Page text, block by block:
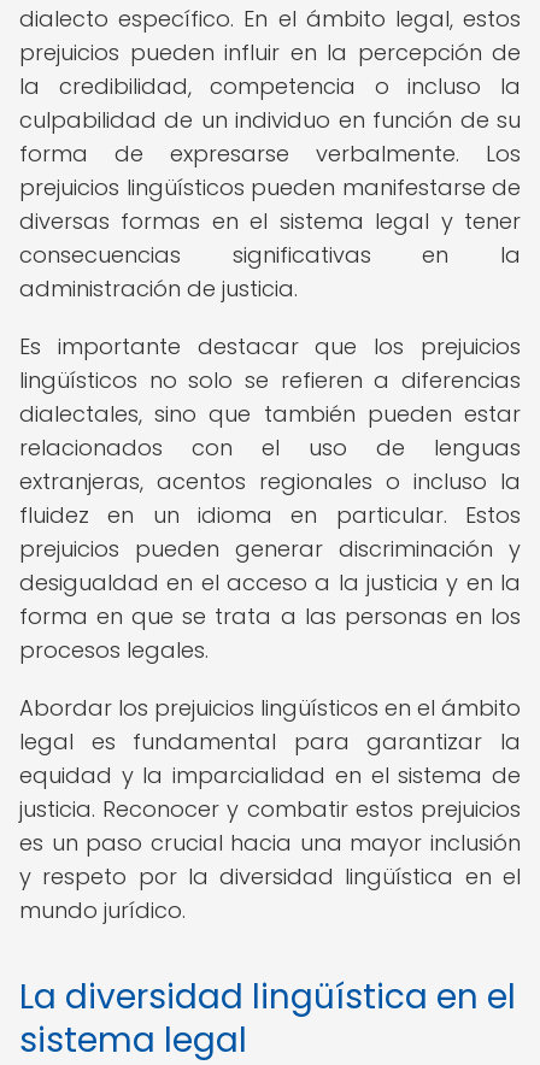
dialecto específico. En el ámbito legal, estos
prejuicios pueden influir en la percepción de
la credibilidad, competencia o incluso la
culpabilidad de un individuo en función de su
forma de expresarse verbalmente. Los
prejuicios lingüísticos pueden manifestarse de
diversas formas en el sistema legal y tener
consecuencias significativas en la
administración de justicia.
Es importante destacar que los prejuicios
lingüísticos no solo se refieren a diferencias
dialectales, sino que también pueden estar
relacionados con el uso de lenguas
extranjeras, acentos regionales o incluso la
fluidez en un idioma en particular. Estos
prejuicios pueden generar discriminación y
desigualdad en el acceso a la justicia y en la
forma en que se trata a las personas en los
procesos legales.
Abordar los prejuicios lingüísticos en el ámbito
legal es fundamental para garantizar la
equidad y la imparcialidad en el sistema de
justicia. Reconocer y combatir estos prejuicios
es un paso crucial hacia una mayor inclusión
y respeto por la diversidad lingüística en el
mundo jurídico.
La diversidad lingüística en el
sistema legal